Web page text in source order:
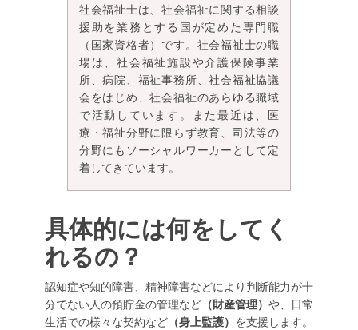
社会福祉士は、社会福祉に関する相談
援助を業務とする国が定めた専門職
（国家資格者）です。社会福祉士の職
場は、社会福祉施設や介護保険事業
所、病院、福祉事務所、社会福祉協議
会をはじめ、社会福祉のあらゆる職域
で活動しています。また最近は、医
療・福祉分野に限らず教育、司法等の
分野にもソーシャルワーカーとして定
着してきています。
具体的には何をしてく
れるの？
認知症や知的障害、精神障害などにより判断能力が十
分でない人の預貯金の管理など （財産管理）や、日常
生活での様々な契約など（身上監護） を支援します。